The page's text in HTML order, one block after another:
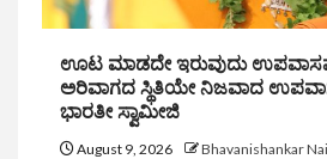
ಊಟ ಮಾಡದೇ ಇರುವುದು
ಅರಿವಾಗದ ಸ್ಥಿತಿಯೇ ನಿಜವಾದ
ಭಾರತೀ ಸ್ವಾಮೀಜಿ
August 9, 2026 Bhavanishankar